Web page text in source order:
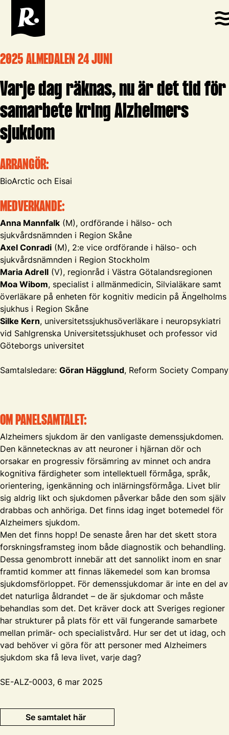
2025 ALMEDALEN 24 JUNI
Varje dag räknas, nu är det tid för
samarbete kring Alzheimers
sjukdom
ARRANGÖR:
BioArctic och Eisai
MEDVERKANDE:
Anna Mannfalk (M), ordförande i hälso- och
sjukvårdsnämnden i Region Skåne
Axel Conradi (M), 2:e vice ordförande i hälso- och
sjukvårdsnämnden i Region Stockholm
Maria Adrell (V), regionråd i Västra Götalandsregionen
Moa Wibom, specialist i allmänmedicin, Silvialäkare samt
överläkare på enheten för kognitiv medicin på Ängelholms
sjukhus i Region Skåne
Silke Kern, universitetssjukhusöverläkare i neuropsykiatri
vid Sahlgrenska Universitetssjukhuset och professor vid
Göteborgs universitet
Samtalsledare: Göran Hägglund, Reform Society Company
OM PANELSAMTALET:
Alzheimers sjukdom är den vanligaste demenssjukdomen.
Den kännetecknas av att neuroner i hjärnan dör och
orsakar en progressiv försämring av minnet och andra
kognitiva färdigheter som intellektuell förmåga, språk,
orientering, igenkänning och inlärningsförmåga. Livet blir
sig aldrig likt och sjukdomen påverkar både den som själv
drabbas och anhöriga. Det finns idag inget botemedel för
Alzheimers sjukdom.
Men det finns hopp! De senaste åren har det skett stora
forskningsframsteg inom både diagnostik och behandling.
Dessa genombrott innebär att det sannolikt inom en snar
framtid kommer att finnas läkemedel som kan bromsa
sjukdomsförloppet. För demenssjukdomar är inte en del av
det naturliga åldrandet – de är sjukdomar och måste
behandlas som det. Det kräver dock att Sveriges regioner
har strukturer på plats för ett väl fungerande samarbete
mellan primär- och specialistvård. Hur ser det ut idag, och
vad behöver vi göra för att personer med Alzheimers
sjukdom ska få leva livet, varje dag?
SE-ALZ-0003, 6 mar 2025
Se samtalet här